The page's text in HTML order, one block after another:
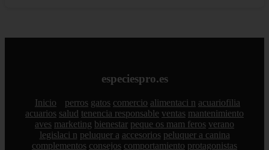
especiespro.es
Inicio perros gatos comercio alimentaci n acuariofilia
acuarios salud tenencia responsable ventas mantenimiento
aves marketing bienestar peque os mam feros verano
legislaci n peluquer a accesorios peluquer a canina
complementos consejos comportamiento protagonistas